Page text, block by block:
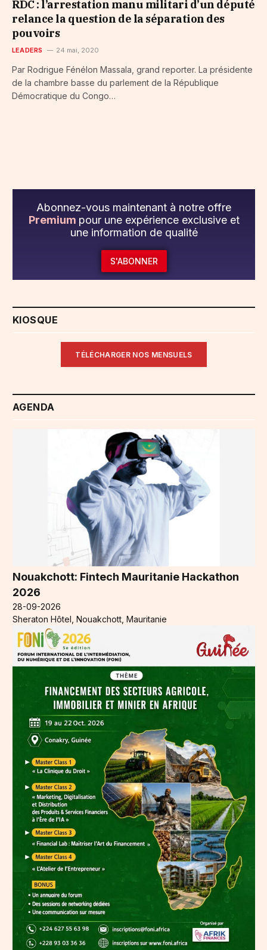
RDC : l’arrestation manu militari d’un député
relance la question de la séparation des
pouvoirs
LEADERS 24 mai, 2020
Par Rodrigue Fénélon Massala, grand reporter. La présidente
de la chambre basse du parlement de la République
Démocratique du Congo…
Abonnez-vous maintenant à notre offre
Premium pour une expérience exclusive et
une information de qualité
S'ABONNER
KIOSQUE
TÉLÉCHARGER NOS MENSUELS
AGENDA
Nouakchott: Fintech Mauritanie Hackathon
2026
28-09-2026
Sheraton Hôtel, Nouakchott, Mauritanie